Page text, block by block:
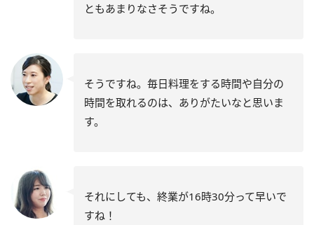
ともあまりなさそうですね。
そうですね。毎日料理をする時間や自分の
時間を取れるのは、ありがたいなと思いま
す。
それにしても、終業が16時30分って早いで
すね！